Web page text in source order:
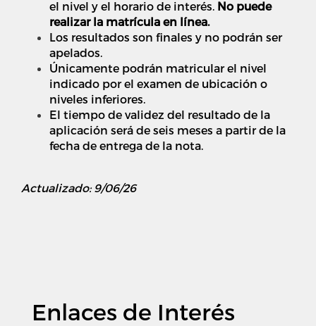
el nivel y el horario de interés. No puede
realizar la matrícula en línea.
Los resultados son finales y no podrán ser
apelados.
Únicamente podrán matricular el nivel
indicado por el examen de ubicación o
niveles inferiores.
El tiempo de validez del resultado de la
aplicación será de seis meses a partir de la
fecha de entrega de la nota.
Actualizado: 9/06/26
Enlaces de Interés